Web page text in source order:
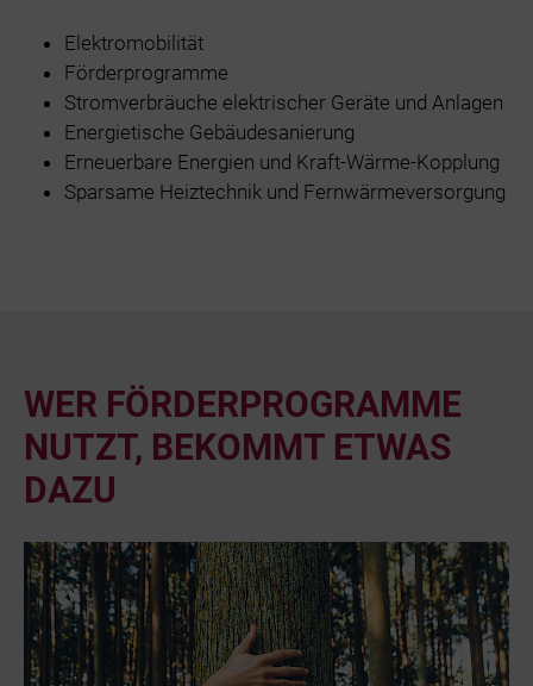
Elektromobilität
Förderprogramme
Stromverbräuche elektrischer Geräte und Anlagen
Energietische Gebäudesanierung
Erneuerbare Energien und Kraft-Wärme-Kopplung
Sparsame Heiztechnik und Fernwärmeversorgung
WER FÖRDERPROGRAMME
NUTZT, BEKOMMT ETWAS
DAZU